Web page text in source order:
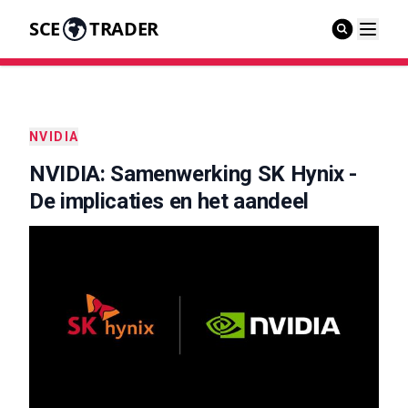
SCE TRADER
NVIDIA
NVIDIA: Samenwerking SK Hynix -
De implicaties en het aandeel